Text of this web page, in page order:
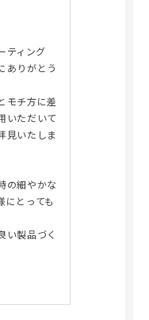
ティング
ありがとう
モチ方に差
いただいて
見いたしま
の細やかな
にとっても
い製品づく